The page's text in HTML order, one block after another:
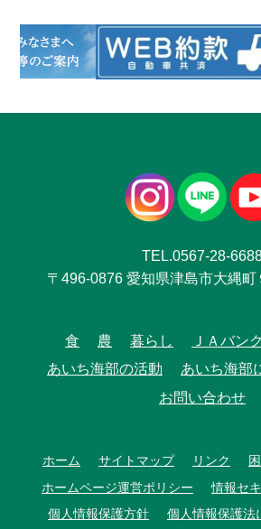
TEL.0567-28-
〒496-0876 愛知県津島市大縄
食 農 暮らし ＪＡバンク
あいち海部の活動
あいち海部
お問い合わせ
ホーム サイトマップ リンク
ホームページ運営ポリシー
情報セ
個人情報保護方針
個人情報保護法